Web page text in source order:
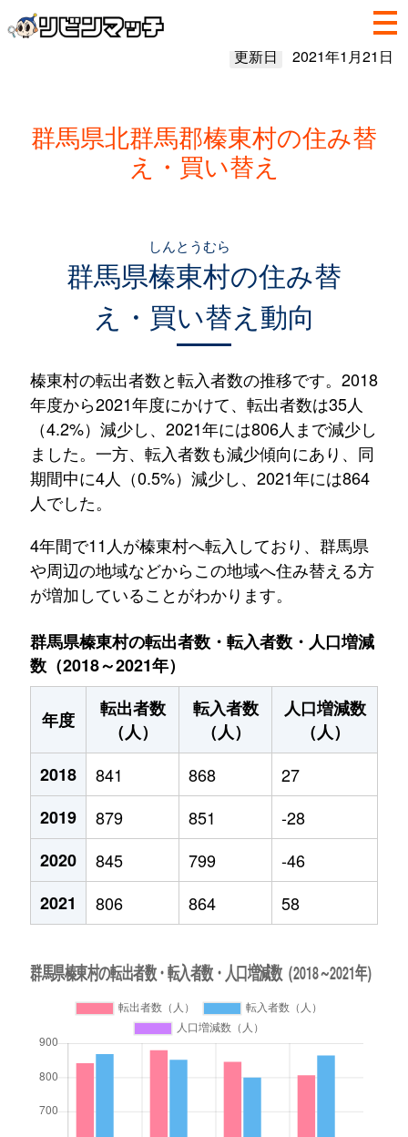
更新日 2021年1月21日
群馬県北群馬郡榛東村の住み替
え・買い替え
群馬県榛東村
しんとうむら
の住み替
え・買い替え動向
榛東村の転出者数と転入者数の推移です。2018
年度から2021年度にかけて、転出者数は35人
（4.2%）減少し、2021年には806人まで減少し
ました。一方、転入者数も減少傾向にあり、同
期間中に4人（0.5%）減少し、2021年には864
人でした。
4年間で11人が榛東村へ転入しており、群馬県
や周辺の地域などからこの地域へ住み替える方
が増加していることがわかります。
群馬県榛東村の転出者数・転入者数・人口増減
数（2018～2021年）
年度
転出者数
（人）
転入者数
（人）
人口増減数
（人）
2018
841 868
27
2019
879 851
-28
2020
845 799
-46
2021
806 864 58